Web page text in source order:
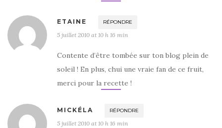
ETAINE RÉPONDRE
5 juillet 2010 at 10 h 16 min
Contente d’être tombée sur ton blog plein de
soleil ! En plus, chui une vraie fan de ce fruit,
merci pour la recette !
MICKÉLA RÉPONDRE
5 juillet 2010 at 10 h 16 min